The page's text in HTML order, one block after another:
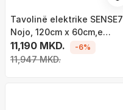
Tavolinë elektrike SENSE7
Nojo, 120cm x 60cm,e
zezë/ druri
11,190 MKD.
11,947 MKD.
-6%